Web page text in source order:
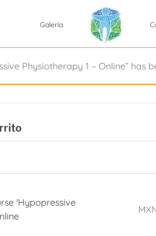
Galería
Physiotherapy 1 – Online” has
'Hypopressive